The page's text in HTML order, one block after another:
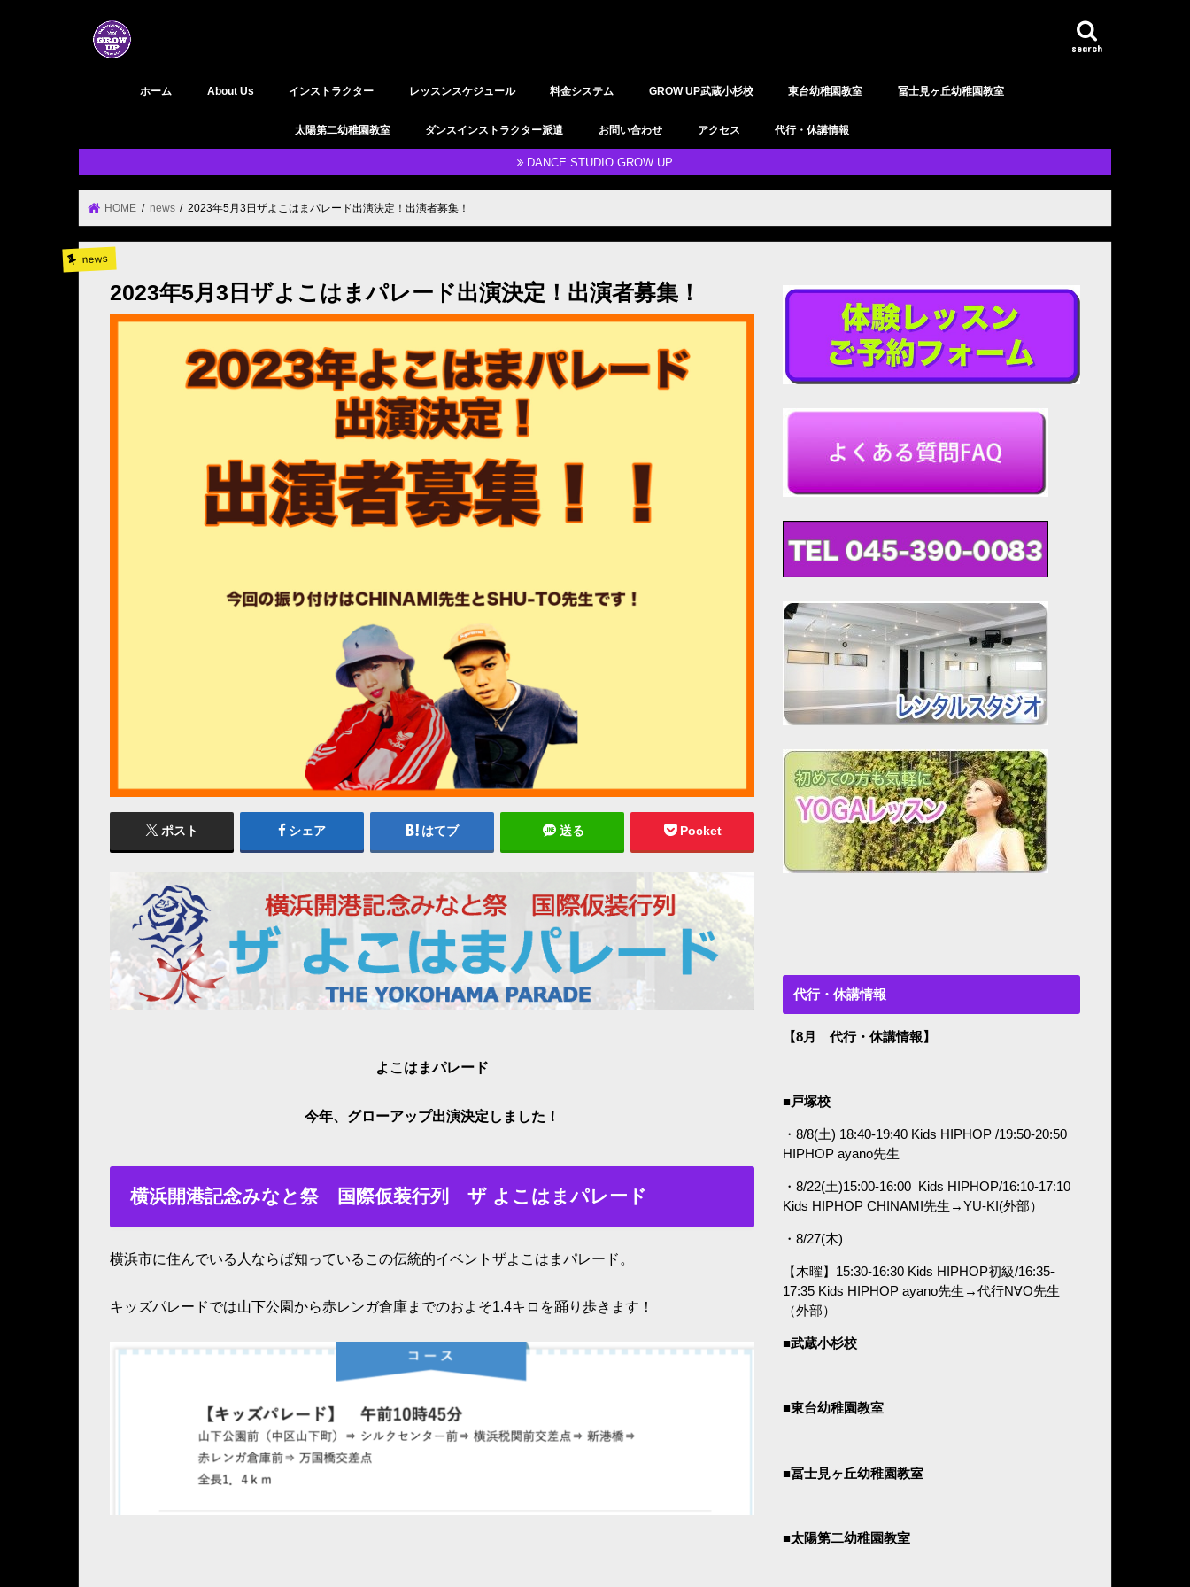
search
ホーム About Us
GROW UP 活動履歴
インストラクター レッスンスケジュール
YOGAレッスン
料金システム
レンタルスタジオ
GROW UP武蔵小杉校 東台幼稚園教室 冨士見ヶ丘幼稚園教室
太陽第二幼稚園教室 ダンスインストラクター派遣 お問い合わせ アクセス 代行・休講情報
DANCE STUDIO GROW UP
HOME news 2023年5月3日ザよこはまパレード出演決定！出演者募集！
news
2023年5月3日ザよこはまパレード出演決定！出演者募集！
ポスト シェア はてブ 送る Pocket
よこはまパレード
今年、グローアップ出演決定しました！
横浜開港記念みなと祭 国際仮装行列 ザ よこはまパレード
横浜市に住んでいる人ならば知っているこの伝統的イベントザよこはまパレード。
キッズパレードでは山下公園から赤レンガ倉庫までのおよそ1.4キロを踊り歩きます！
代行・休講情報
【8月 代行・休講情報】
■戸塚校
・8/8(土) 18:40-19:40 Kids HIPHOP /19:50-20:50
HIPHOP ayano先生
・8/22(土)15:00-16:00
Kids HIPHOP/16:10-17:10
Kids HIPHOP CHINAMI 先生→YU-KI(外部）
・8/27(木)
【木曜】15:30-16:30 Kids HIPHOP初級/16:35-
17:35 Kids HIPHOP ayano先生→代行N∀O先生
（外部）
■武蔵小杉校
■東台幼稚園教室
■冨士見ヶ丘幼稚園教室
■太陽第二幼稚園教室